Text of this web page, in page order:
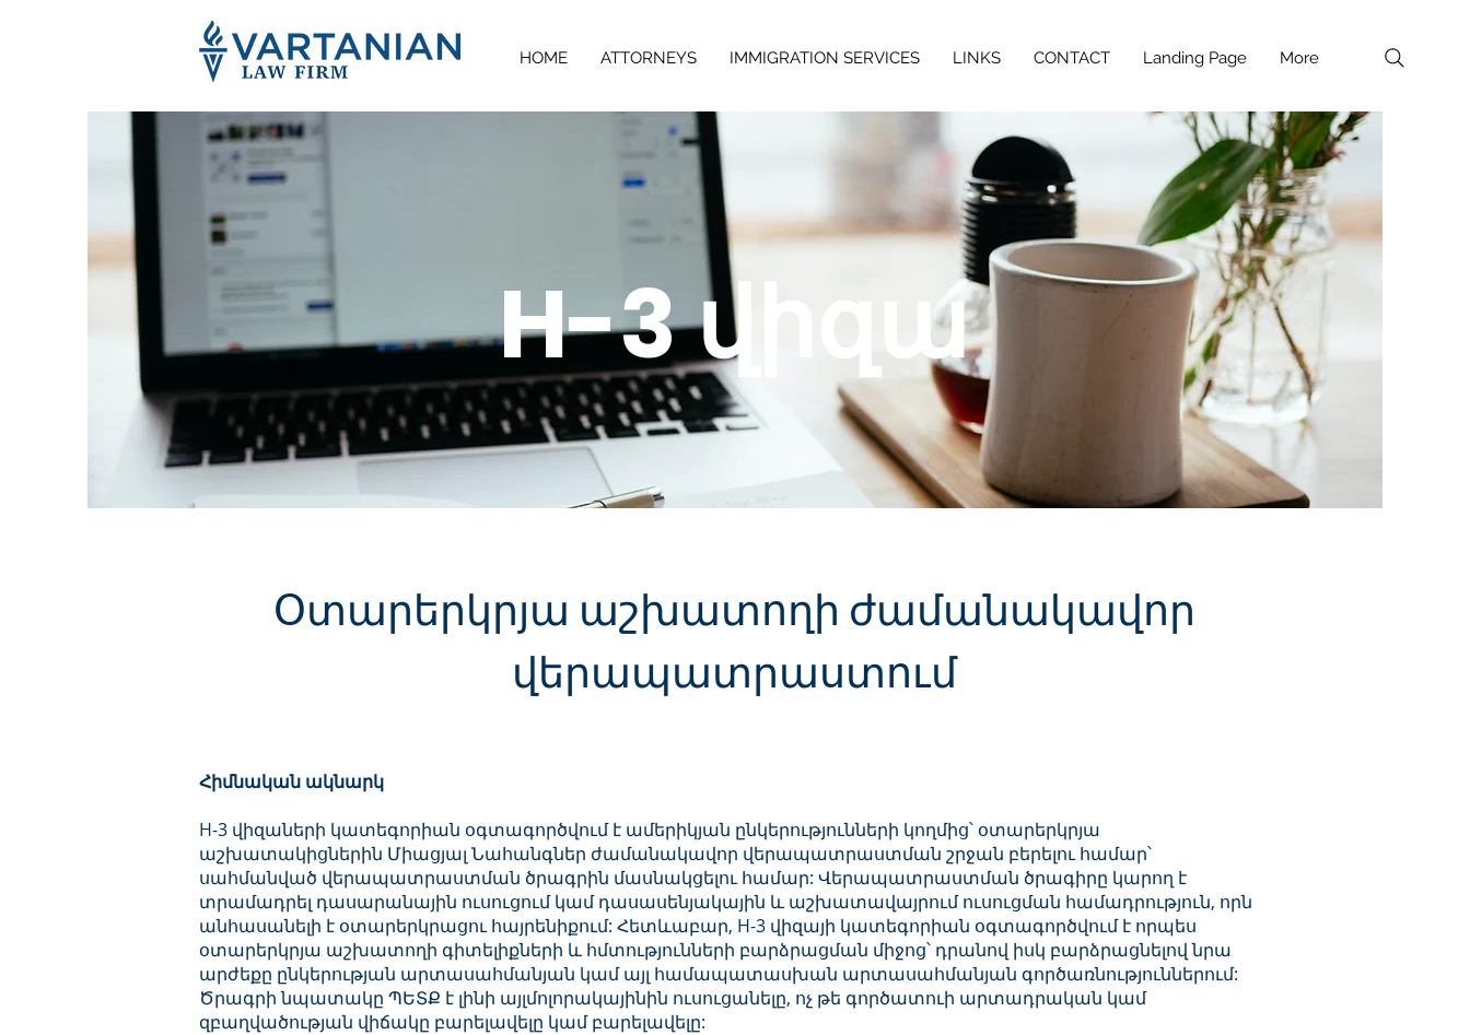
HOME ATTORNEYS IMMIGRATION SERVICES LINKS CONTACT Landing Page More
H-3 վիզա
Օտարերկրյա աշխատողի ժամանակավոր
վերապատրաստում
Հիմնական ակնարկ
H-3 վիզաների կատեգորիան օգտագործվում է ամերիկյան ընկերությունների կողմից՝ օտարերկրյա
աշխատակիցներին Միացյալ Նահանգներ ժամանակավոր վերապատրաստման շրջան բերելու համար՝
սահմանված վերապատրաստման ծրագրին մասնակցելու համար: Վերապատրաստման ծրագիրը կարող է
տրամադրել դասարանային ուսուցում կամ դասասենյակային և աշխատավայրում ուսուցման համադրություն, որն
անհասանելի է օտարերկրացու հայրենիքում: Հետևաբար, H-3 վիզայի կատեգորիան օգտագործվում է որպես
օտարերկրյա աշխատողի գիտելիքների և հմտությունների բարձրացման միջոց՝ դրանով իսկ բարձրացնելով նրա
արժեքը ընկերության արտասահմանյան կամ այլ համապատասխան արտասահմանյան գործառնություններում:
Ծրագրի նպատակը ՊԵՏՔ է լինի այլմոլորակայինին ուսուցանելը, ոչ թե գործատուի արտադրական կամ
զբաղվածության վիճակը բարելավելը կամ բարելավելը: